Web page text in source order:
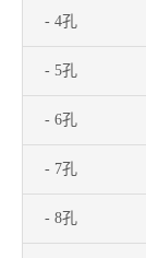
- 4孔
- 5孔
- 6孔
- 7孔
- 8孔